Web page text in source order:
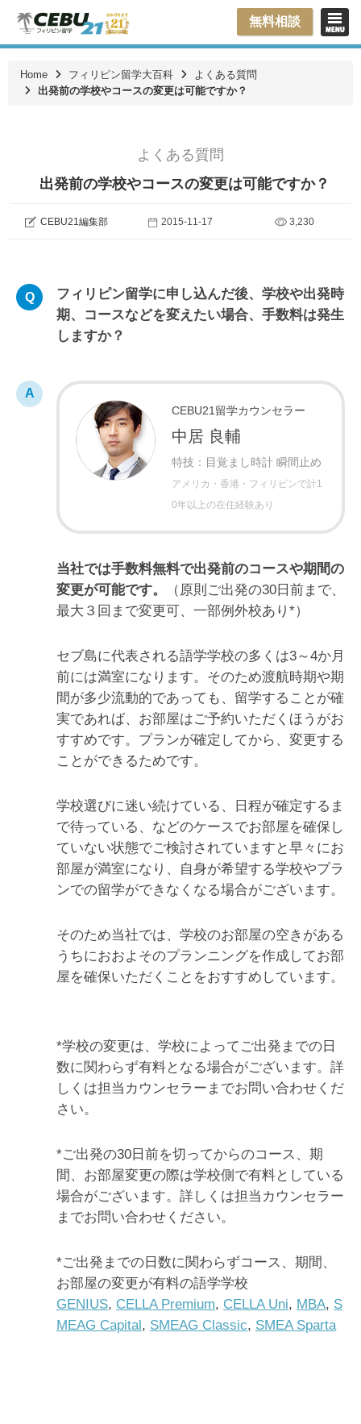
無料相談
Home フィリピン留学大百科
よくある質問
出発前の学校やコースの変更は可能ですか？
よくある質問
出発前の学校やコースの変更は可能ですか？
CEBU21編集部 2015-11-17 3,230
フィリピン留学に申し込んだ後、学校や出発時
期、コースなどを変えたい場合、手数料は発生
しますか？
CEBU21留学カウンセラー
中居 良輔
特技：目覚まし時計 瞬間止め
アメリカ・香港・フィリピンで計1
0年以上の在住経験あり
当社では手数料無料で出発前のコースや期間の
変更が可能です。
（原則ご出発の30日前まで、
最大３回まで変更可、一部例外校あり*）
セブ島に代表される語学学校の多くは3～4か月
前には満室になります。そのため渡航時期や期
間が多少流動的であっても、留学することが確
実であれば、お部屋はご予約いただくほうがお
すすめです。プランが確定してから、変更する
ことができるためです。
学校選びに迷い続けている、日程が確定するま
で待っている、などのケースでお部屋を確保し
ていない状態でご検討されていますと早々にお
部屋が満室になり、自身が希望する学校やプラ
ンでの留学ができなくなる場合がございます。
そのため当社では、学校のお部屋の空きがある
うちにおおよそのプランニングを作成してお部
屋を確保いただくことをおすすめしています。
*学校の変更は、学校によってご出発までの日
数に関わらず有料となる場合がございます。詳
しくは担当カウンセラーまでお問い合わせくだ
さい。
*ご出発の30日前を切ってからのコース、期
間、お部屋変更の際は学校側で有料としている
場合がございます。詳しくは担当カウンセラー
までお問い合わせください。
*ご出発までの日数に関わらずコース、期間、
お部屋の変更が有料の語学学校
GENIUS, CELLA Premium, CELLA Uni, MBA, S
MEAG Capital, SMEAG Classic, SMEA Sparta